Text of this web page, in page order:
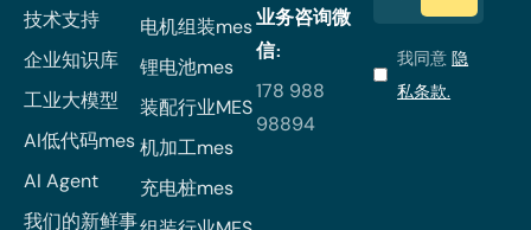
技术支持
企业知识库
工业大模型
AI低代码mes
AI Agent
我们的新鲜事
电机组装mes
锂电池mes
装配行业MES
机加工mes
充电桩mes
业务咨询微
信:
178 988
98894
我同意隐
私条款.